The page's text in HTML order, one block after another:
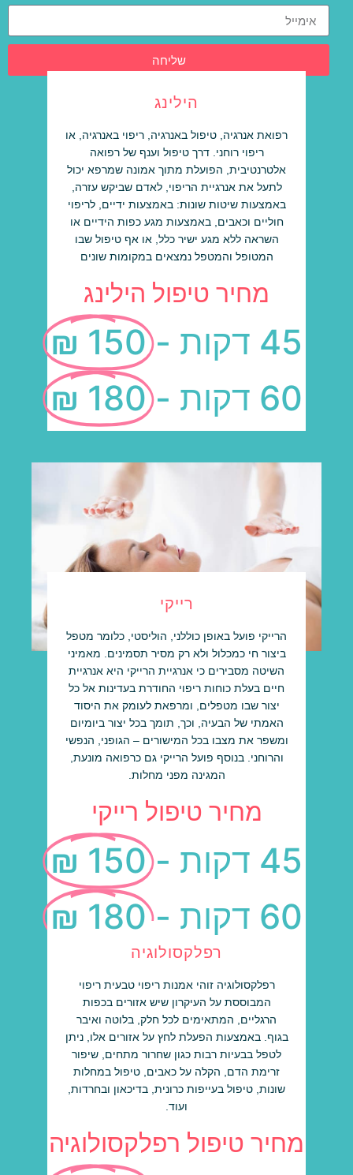
שליחה
הילינג
רפואת אנרגיה, טיפול באנרגיה, ריפוי באנרגיה, או
ריפוי רוחני. דרך טיפול וענף של רפואה
אלטרנטיבית, הפועלת מתוך אמונה שמרפא יכול
לתעל את אנרגיית הריפוי, לאדם שביקש עזרה,
באמצעות שיטות שונות: באמצעות ידיים, לריפוי
חוליים וכאבים, באמצעות מגע כפות הידיים או
השראה ללא מגע ישיר כלל, או אף טיפול שבו
המטופל והמטפל נמצאים במקומות שונים
מחיר טיפול הילינג
45 דקות -
150 ₪
60 דקות -
180 ₪
רייקי
הרייקי פועל באופן כוללני, הוליסטי, כלומר מטפל
ביצור חי כמכלול ולא רק מסיר תסמינים. מאמיני
השיטה מסבירים כי אנרגיית הרייקי היא אנרגיית
חיים בעלת כוחות ריפוי החודרת בעדינות אל כל
יצור שבו מטפלים, ומרפאת לעומק את היסוד
האמתי של הבעיה, וכך, תומך בכל יצור ביומיום
ומשפר את מצבו בכל המישורים – הגופני, הנפשי
והרוחני. בנוסף פועל הרייקי גם כרפואה מונעת,
המגינה מפני מחלות.
מחיר טיפול רייקי
45 דקות -
150 ₪
60 דקות -
180 ₪
רפלקסולוגיה
רפלקסולוגיה זוהי אמנות ריפוי טבעית ריפוי
המבוססת על העיקרון שיש אזורים בכפות
הרגליים, המתאימים לכל חלק, בלוטה ואיבר
בגוף. באמצעות הפעלת לחץ על אזורים אלו, ניתן
לטפל בבעיות רבות כגון שחרור מתחים, שיפור
זרימת הדם, הקלה על כאבים, טיפול במחלות
שונות, טיפול בעייפות כרונית, בדיכאון ובחרדות,
ועוד.
מחיר טיפול רפלקסולוגיה